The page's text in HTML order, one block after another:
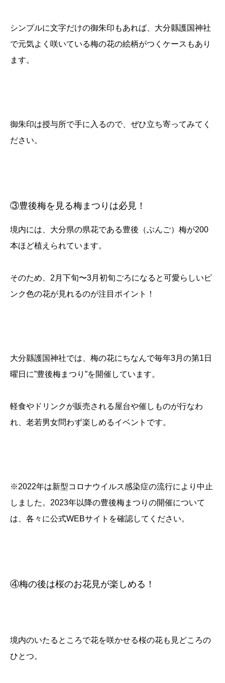
シンプルに文字だけの御朱印もあれば、大分縣護国神社
で元気よく咲いている梅の花の絵柄がつくケースもあり
ます。
御朱印は授与所で手に入るので、ぜひ立ち寄ってみてく
ださい。
③豊後梅を見る梅まつりは必見！
境内には、大分県の県花である豊後（ぶんご）梅が200
本ほど植えられています。
そのため、2月下旬〜3月初旬ごろになると可愛らしいピ
ンク色の花が見れるのが注目ポイント！
大分縣護国神社では、梅の花にちなんで毎年3月の第1日
曜日に”豊後梅まつり”を開催しています。
軽食やドリンクが販売される屋台や催しものが行なわ
れ、老若男女問わず楽しめるイベントです。
※2022年は新型コロナウイルス感染症の流行により中止
しました。2023年以降の豊後梅まつりの開催について
は、各々に公式WEBサイトを確認してください。
④梅の後は桜のお花見が楽しめる！
境内のいたるところで花を咲かせる桜の花も見どころの
ひとつ。